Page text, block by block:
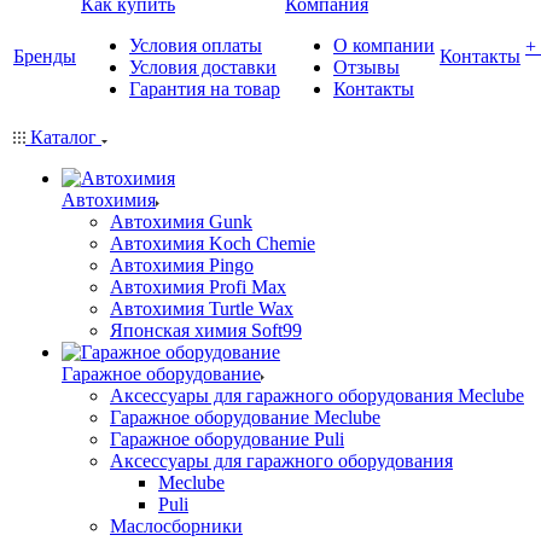
Бренды
Как купить
Условия оплаты
Условия доставки
Гарантия на товар
Компания
О компании
Отзывы
Контакты
Контакты
Каталог
Автохимия
Автохимия Gunk
Автохимия Koch Chemie
Автохимия Pingo
Автохимия Profi Max
Автохимия Turtle Wax
Японская химия Soft99
Гаражное оборудование
Аксессуары для гаражного оборудования Meclube
Гаражное оборудование Meclube
Гаражное оборудование Puli
Аксессуары для гаражного оборудования
Meclube
Puli
Маслосборники